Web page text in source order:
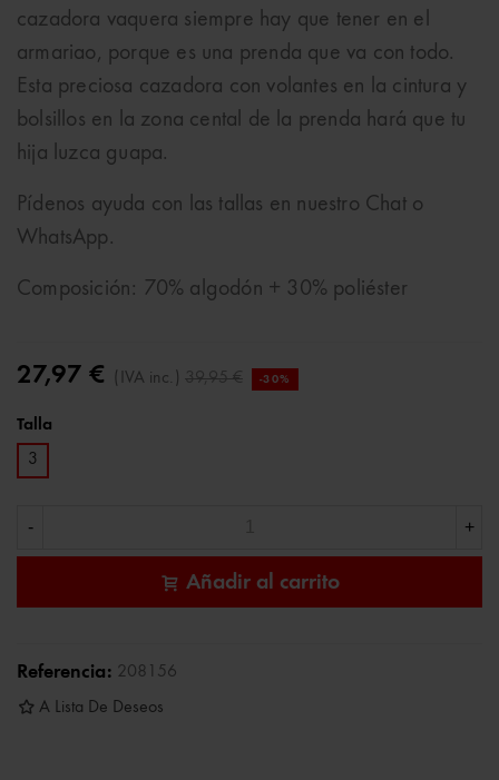
cazadora vaquera siempre hay que tener en el
armariao, porque es una prenda que va con todo.
Esta preciosa cazadora con volantes en la cintura y
bolsillos en la zona cental de la prenda hará que tu
hija luzca guapa.
Pídenos ayuda con las tallas en nuestro Chat o
WhatsApp.
Composición: 70% algodón + 30% poliéster
27,97 € (IVA inc.) 39,95 € -30%
Talla
3
- +
Añadir al carrito
Referencia: 208156
A Lista De Deseos